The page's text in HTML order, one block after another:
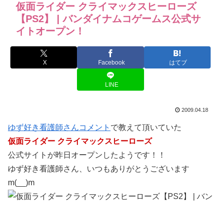
仮面ライダー クライマックスヒーローズ
【PS2】 | バンダイナムコゲームス公式サ
イトオープン！
X Facebook はてブ
LINE
2009.04.18
ゆず好き看護師さんコメント で教えて頂いていた
仮面ライダー クライマックスヒーローズ
公式サイトが昨日オープンしたようです！！
ゆず好き看護師さん、いつもありがとうございます
m(__)m